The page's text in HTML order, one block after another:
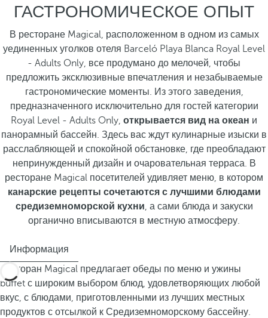
ГАСТРОНОМИЧЕСКОЕ ОПЫТ
В ресторане Magical, расположенном в одном из самых
уединенных уголков отеля Barceló Playa Blanca Royal Level
- Adults Only, все продумано до мелочей, чтобы
предложить эксклюзивные впечатления и незабываемые
гастрономические моменты. Из этого заведения,
предназначенного исключительно для гостей категории
Royal Level - Adults Only, открывается вид на океан и
панорамный бассейн. Здесь вас ждут кулинарные изыски в
расслабляющей и спокойной обстановке, где преобладают
непринужденный дизайн и очаровательная терраса. В
ресторане Magical посетителей удивляет меню, в котором
канарские рецепты сочетаются с лучшими блюдами
средиземноморской кухни, а сами блюда и закуски
органично вписываются в местную атмосферу.
Информация
Ресторан Magical предлагает обеды по меню и ужины
buffet с широким выбором блюд, удовлетворяющих любой
вкус, с блюдами, приготовленными из лучших местных
продуктов с отсылкой к Средиземноморскому бассейну.